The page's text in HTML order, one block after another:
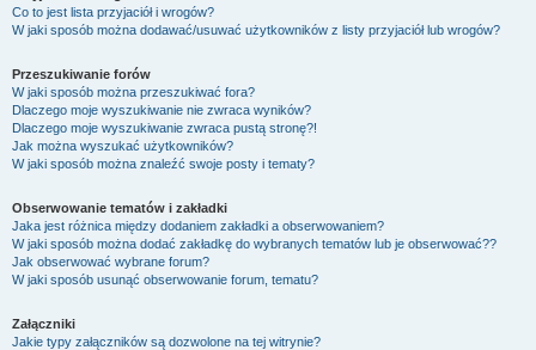
Co to jest lista przyjaciół i wrogów?
W jaki sposób można dodawać/usuwać użytkowników z listy przyjaciół lub wrogów?
Przeszukiwanie forów
W jaki sposób można przeszukiwać fora?
Dlaczego moje wyszukiwanie nie zwraca wyników?
Dlaczego moje wyszukiwanie zwraca pustą stronę?!
Jak można wyszukać użytkowników?
W jaki sposób można znaleźć swoje posty i tematy?
Obserwowanie tematów i zakładki
Jaka jest różnica między dodaniem zakładki a obserwowaniem?
W jaki sposób można dodać zakładkę do wybranych tematów lub je obserwować??
Jak obserwować wybrane forum?
W jaki sposób usunąć obserwowanie forum, tematu?
Załączniki
Jakie typy załączników są dozwolone na tej witrynie?